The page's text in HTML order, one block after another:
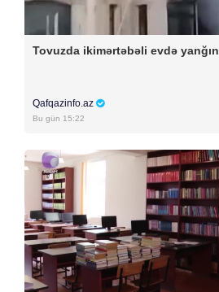
Tovuzda ikimərtəbəli evdə yanğın
Qafqazinfo.az
Bu gün 15:22